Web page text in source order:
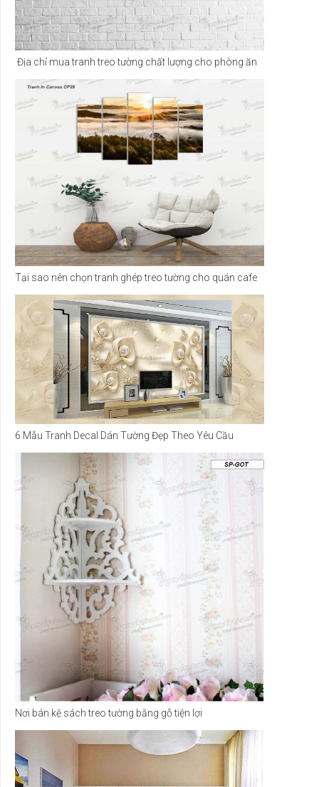
Địa chỉ mua tranh treo tường chất lượng cho phòng ăn
Tại sao nên chọn tranh ghép treo tường cho quán cafe
6 Mẫu Tranh Decal Dán Tường Đẹp Theo Yêu Cầu
Nơi bán kệ sách treo tường bằng gỗ tiện lợi